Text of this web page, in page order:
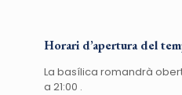
Horari d’apertura del
La basílica romandrà
a 21:00 .